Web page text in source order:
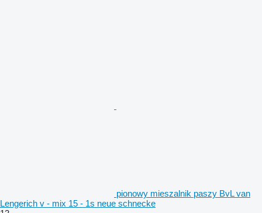
pionowy mieszalnik paszy BvL van
Lengerich v - mix 15 - 1s neue schnecke